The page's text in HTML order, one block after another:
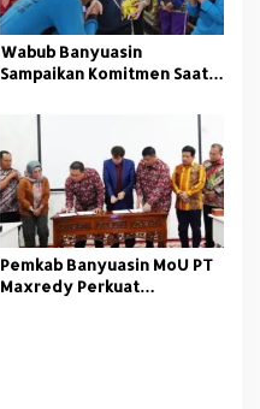
Wabub Banyuasin
Sampaikan Komitmen Saat
Nasional
Pemkab Banyuasin MoU PT
Maxredy Perkuat